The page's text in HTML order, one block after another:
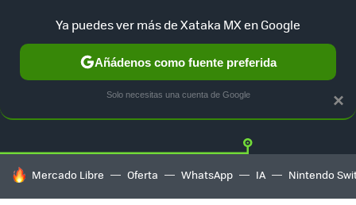
Twitter
HOY SE HABLA DE
Mercado Libre Oferta WhatsApp IA Nintendo
×
Ya puedes ver más de Xataka MX en Google
Añádenos como fuente preferida
Solo necesitas una cuenta de Google